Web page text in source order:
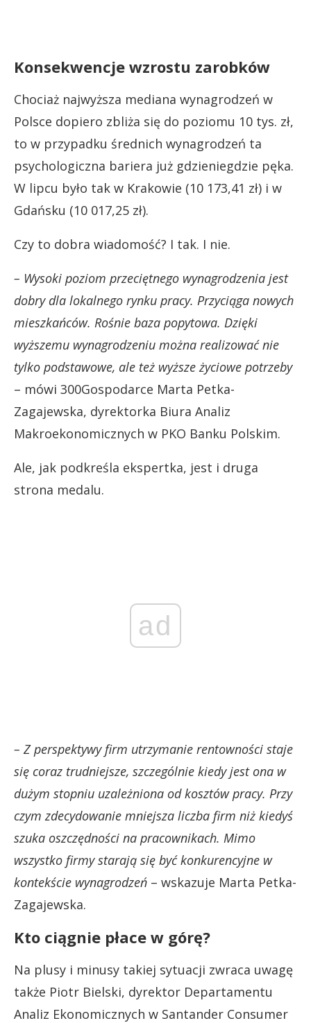
Konsekwencje wzrostu zarobków
Chociaż najwyższa mediana wynagrodzeń w
Polsce dopiero zbliża się do poziomu 10 tys. zł,
to w przypadku średnich wynagrodzeń ta
psychologiczna bariera już gdzieniegdzie pęka.
W lipcu było tak w Krakowie (10 173,41 zł) i w
Gdańsku (10 017,25 zł).
Czy to dobra wiadomość? I tak. I nie.
– Wysoki poziom przeciętnego wynagrodzenia jest
dobry dla lokalnego rynku pracy. Przyciąga nowych
mieszkańców. Rośnie baza popytowa. Dzięki
wyższemu wynagrodzeniu można realizować nie
tylko podstawowe, ale też wyższe życiowe potrzeby
– mówi 300Gospodarce Marta Petka-
Zagajewska, dyrektorka Biura Analiz
Makroekonomicznych w PKO Banku Polskim.
Ale, jak podkreśla ekspertka, jest i druga
strona medalu.
ad
– Z perspektywy firm utrzymanie rentowności staje
się coraz trudniejsze, szczególnie kiedy jest ona w
dużym stopniu uzależniona od kosztów pracy. Przy
czym zdecydowanie mniejsza liczba firm niż kiedyś
szuka oszczędności na pracownikach. Mimo
wszystko firmy starają się być konkurencyjne w
kontekście wynagrodzeń – wskazuje Marta Petka-
Zagajewska.
Kto ciągnie płace w górę?
Na plusy i minusy takiej sytuacji zwraca uwagę
także Piotr Bielski, dyrektor Departamentu
Analiz Ekonomicznych w Santander Consumer